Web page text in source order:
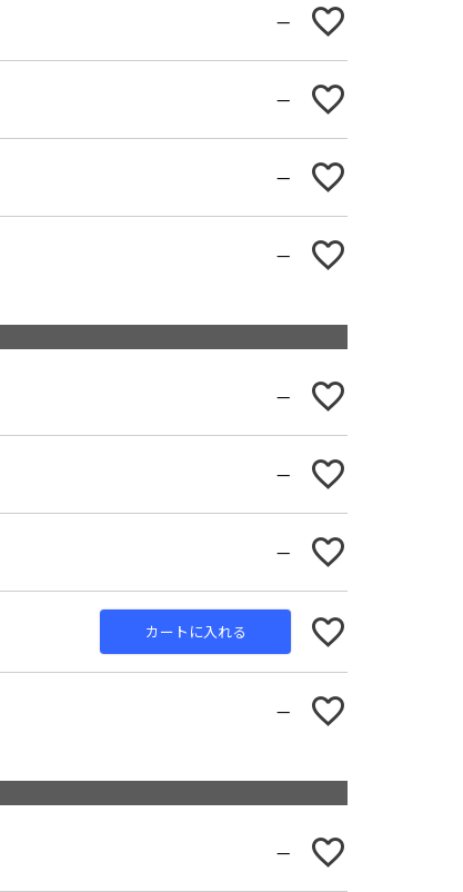
—
—
—
—
—
—
—
カートに入れる
—
—